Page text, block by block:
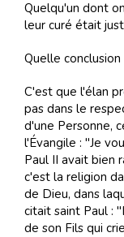
Quelqu'un dont
leur curé était
Quelle
C'est que l'élan
pas dans le
d'une Personne,
l'Évangile : "Je
Paul II avait bien
c'est la religion
de Dieu, dans
citait saint Paul :
de son Fils qui